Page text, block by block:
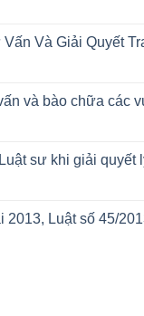
Và Giải Quyết
và bào chữa các
sư khi giải quyết
2013, Luật số 45/